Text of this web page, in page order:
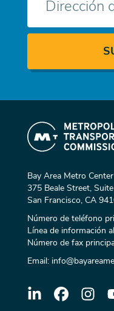
electrónico
Bay Area Metro Center
375 Beale Street,
San Francisco, CA
Número de teléfono
Línea de información
Número de fax
Email: